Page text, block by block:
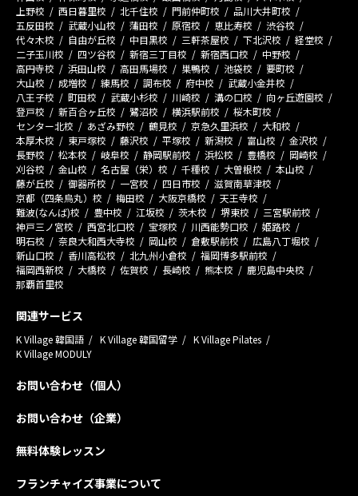
上野校
西日暮里校 北千住校 門前仲町校
品川大井町校
五反田校
武蔵小山校 蒲田校 原宿校 恵比寿校
渋谷校
代々木校
自由が丘校 中目黒校 三軒茶屋校 下北沢校
経堂校
二子玉川校
四ツ谷校 新宿三丁目校 新宿西口校
中野校
高円寺校
浜田山校 高田馬場校 巣鴨校 池袋校
要町校
大山校
成増校 練馬校 調布校 府中校
武蔵小金井校
八王子校
町田校 武蔵小杉校 川崎校 溝の口校
向ヶ丘遊園校
登戸校
新百合ヶ丘校 鷺沼校 横浜駅前校
桜木町校
センター北校
あざみ野校 鶴見校 京急久里浜校
大和校
本厚木校
東戸塚校 藤沢校 平塚校 新潟校 富山校
金沢校
長野校
松本校 岐阜校 静岡駅前校 浜松校 豊橋校
岡崎校
刈谷校
金山校 名古屋（栄）校 千種校 大曽根校
本山校
藤が丘校
御器所校 一宮校 四日市校
滋賀南草津校
京都（四条烏丸）校
梅田校 大阪京橋校
天王寺校
難波(なんば)校
豊中校 江坂校 茨木校 堺東校
三宮駅前校
神戸三ノ宮校
西宮北口校 宝塚校 川西能勢口校
姫路校
明石校
奈良大和西大寺校 岡山校 倉敷駅前校
広島八丁堀校
新山口校
香川高松校 北九州小倉校
福岡博多駅前校
福岡西新校
大橋校 佐賀校 長崎校 熊本校
鹿児島中央校
那覇首里校
関連サービス
K Village 韓国語 K Village 韓国留学
K Village Pilates
K Village MODULY
お問い合わせ（個人）
お問い合わせ（企業）
無料体験レッスン
フランチャイズ事業について